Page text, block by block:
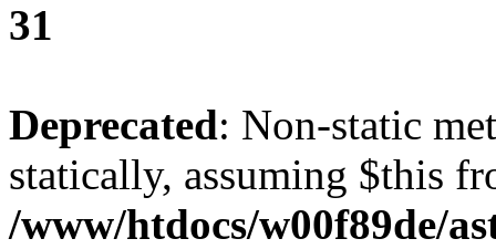
31
Deprecated: Non-static
statically, assuming $this
/www/htdocs/w00f89de/